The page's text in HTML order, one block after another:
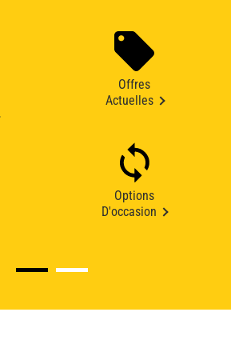
Offres
Actuelles
Options
D'occasion